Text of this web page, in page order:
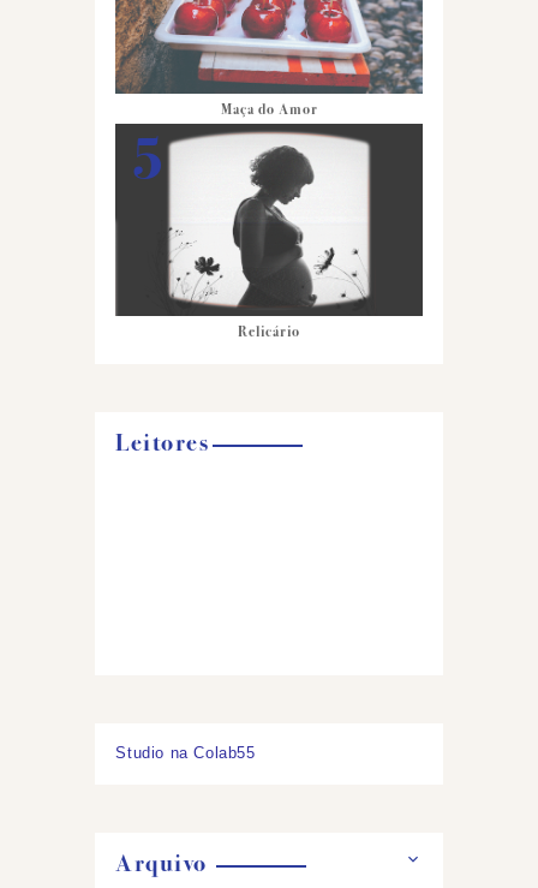
Maça do Amor
Relicário
Leitores
Studio na Colab55
Arquivo